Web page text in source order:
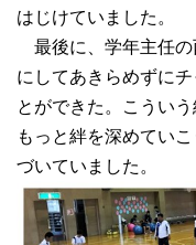
はじけていました。
最後に、学年主任の
にしてあきらめずに
とができた。こうい
もっと絆を深めてい
づいていました。